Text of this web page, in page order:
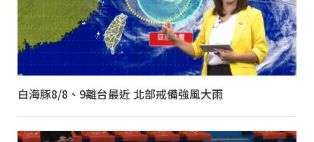
白海豚8/8、9離台最近 北部戒備強風大雨